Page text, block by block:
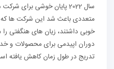
سال 2022 پایان خوشی برای
متعددی باعث شد این شرکت ها
خوبی داشتند، زیان های هنگفتی
دوران اپیدمی برای محصولات و
تدریج در طول زمان کاهش یافته